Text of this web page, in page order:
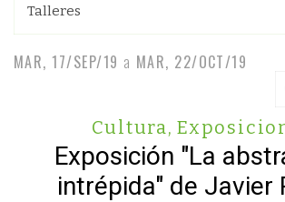
Talleres
MAR, 17/SEP/19 a MAR, 22/OCT/19
Cultura,
Exposición "La
intrépida" de Javier